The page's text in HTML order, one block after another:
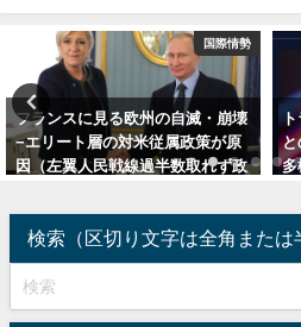
国際情勢
トランプ大統領、プーチン大統領
との電話会談をきっかけに世界の
多極化を加速ー各文明の自立と調
英
格
で
検索（区切り文字は全角または